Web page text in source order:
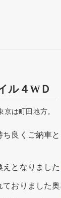
ル４WＤ
は町田地方。
良くご納車
となりました
おりました